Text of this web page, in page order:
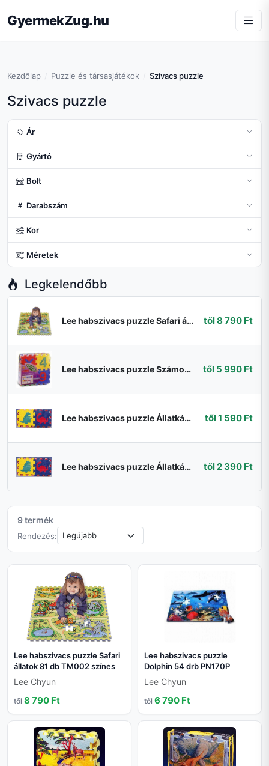
GyermekZug.hu
Kezdőlap Puzzle és társasjátékok Szivacs puzzle
Szivacs puzzle
Ár
Gyártó
Bolt
Darabszám
Kor
Méretek
Legkelendőbb
Lee habszivacs puzzle Safari állatok 81 db TM002 színes től 8 790 Ft
Lee habszivacs puzzle Számok és jelek 28 drb FM824 színes től 5 990 Ft
Lee habszivacs puzzle Állatkák a farmról 6 drb FM814N színes től 1 590 Ft
Lee habszivacs puzzle Állatkák a farmról 2 10 db FM811N színes től 2 390 Ft
9 termék
Rendezés:
Lee habszivacs puzzle Safari
állatok 81 db TM002 színes
Lee Chyun
től 8 790 Ft
Lee habszivacs puzzle
Dolphin 54 drb PN170P
Lee Chyun
től 6 790 Ft